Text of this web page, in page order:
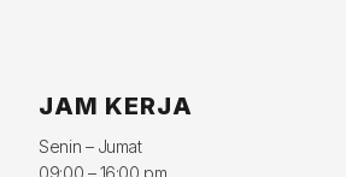
JAM KERJA
Senin – Jumat
09:00 – 16:00 pm